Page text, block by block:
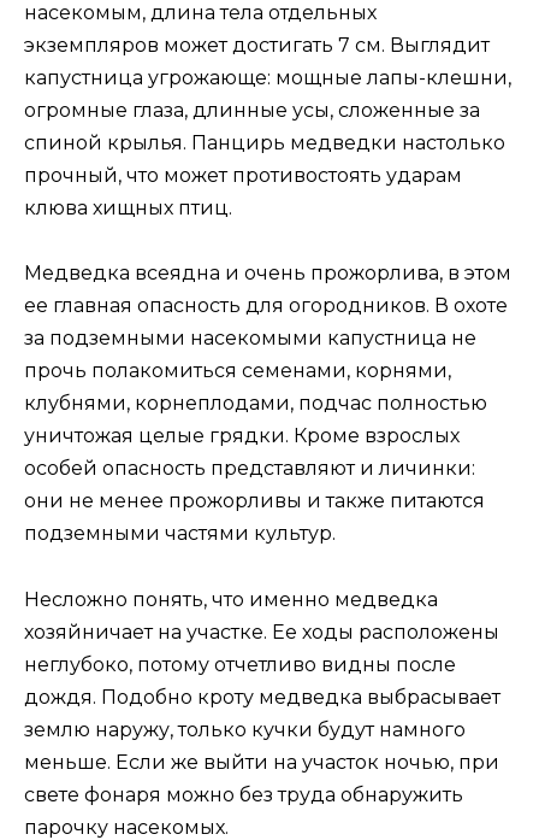
насекомым, длина тела отдельных
экземпляров может достигать 7 см. Выглядит
капустница угрожающе: мощные лапы-клешни,
огромные глаза, длинные усы, сложенные за
спиной крылья. Панцирь медведки настолько
прочный, что может противостоять ударам
клюва хищных птиц.
Медведка всеядна и очень прожорлива, в этом
ее главная опасность для огородников. В охоте
за подземными насекомыми капустница не
прочь полакомиться семенами, корнями,
клубнями, корнеплодами, подчас полностью
уничтожая целые грядки. Кроме взрослых
особей опасность представляют и личинки:
они не менее прожорливы и также питаются
подземными частями культур.
Несложно понять, что именно медведка
хозяйничает на участке. Ее ходы расположены
неглубоко, потому отчетливо видны после
дождя. Подобно кроту медведка выбрасывает
землю наружу, только кучки будут намного
меньше. Если же выйти на участок ночью, при
свете фонаря можно без труда обнаружить
парочку насекомых.